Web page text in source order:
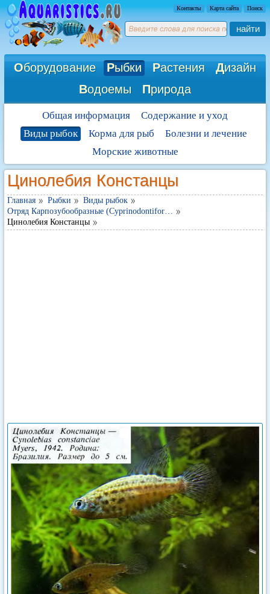
Контакты Карта сайта Поиск
найти
Оборудование Рыбки Растения Дизайн
Водоемы Природа
Общая информация
Содержание и уход
Виды рыбок
Корма для рыб
Болезни и лечение
Морские животные
Цинолебия Констанцы
Главная Рыбки
Виды рыбок
Отряд Карпозубообразные (Cyprinodontifor…
Цинолебия Констанцы